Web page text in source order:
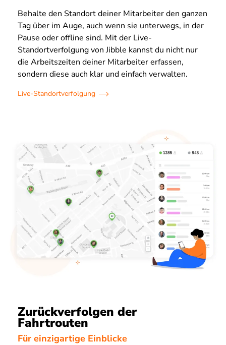
Behalte den Standort deiner Mitarbeiter den ganzen
Tag über im Auge, auch wenn sie unterwegs, in der
Pause oder offline sind. Mit der Live-
Standortverfolgung von Jibble kannst du nicht nur
die Arbeitszeiten deiner Mitarbeiter erfassen,
sondern diese auch klar und einfach verwalten.
Live-Standortverfolgung
Zurückverfolgen der
Fahrtrouten
Für einzigartige Einblicke